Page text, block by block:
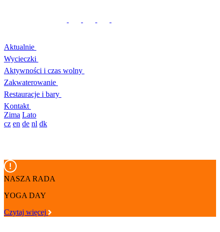
Aktualnie
Wycieczki
Aktywności i czas wolny
Zakwaterowanie
Restauracje i bary
Kontakt
Zima Lato
cz en de nl dk
NASZA RADA
YOGA DAY
Czytaj więcej